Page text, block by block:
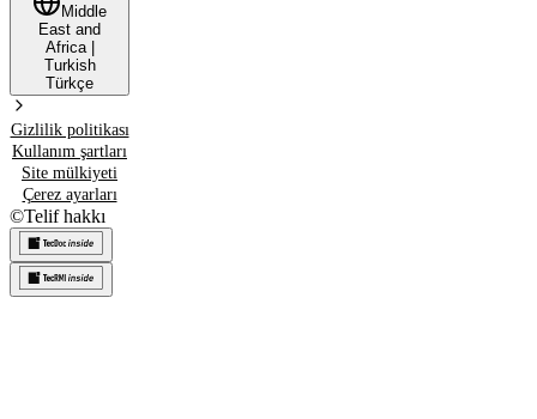
Middle
East and
Africa|
Turkish
Türkçe
Gizlilik politikası
Kullanım şartları
Site mülkiyeti
Çerez ayarları
©Telif hakkı